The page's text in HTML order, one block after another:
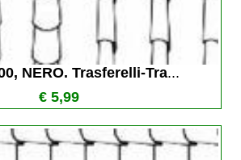
NERO. Trasferelli-Tra...
€ 5,99